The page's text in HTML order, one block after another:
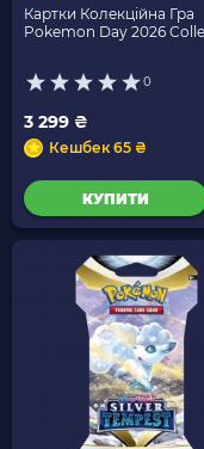
Картки Колекційна Гра
Pokemon Day 2026
0
3 299 ₴
Кешбек 65 ₴
КУПИТИ